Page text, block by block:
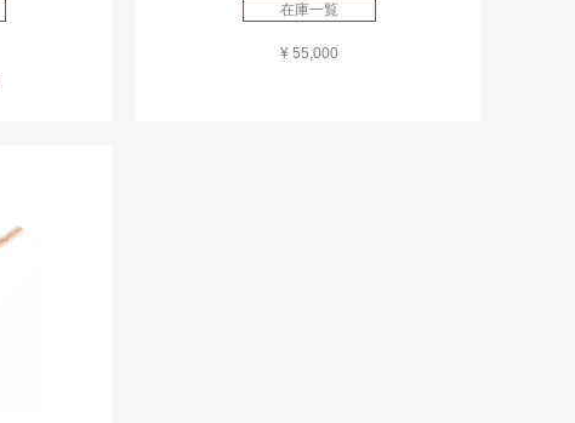
在庫一覧
¥ 55,000